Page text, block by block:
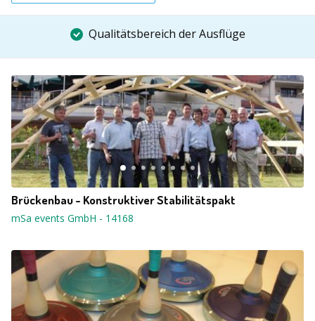
Qualitätsbereich der Ausflüge
Brückenbau - Konstruktiver Stabilitätspakt
mSa events GmbH - 14168